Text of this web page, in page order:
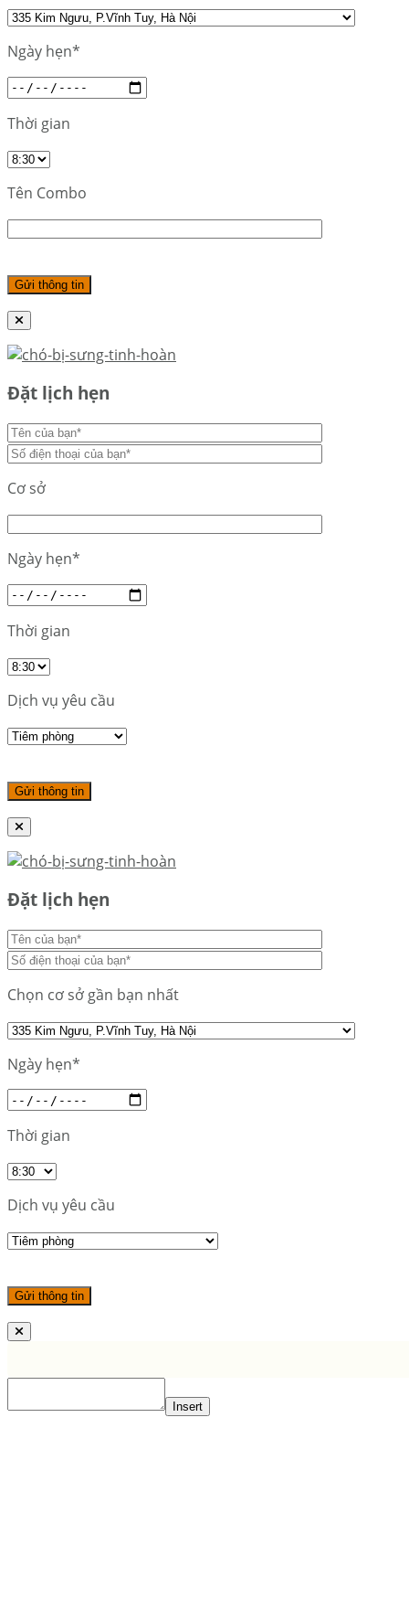
Ngày hẹn*
Thời gian
Tên Combo
Đặt lịch hẹn
Cơ sở
Ngày hẹn*
Thời gian
Dịch vụ yêu cầu
Đặt lịch hẹn
Chọn cơ sở gần bạn nhất
Ngày hẹn*
Thời gian
Dịch vụ yêu cầu
Insert